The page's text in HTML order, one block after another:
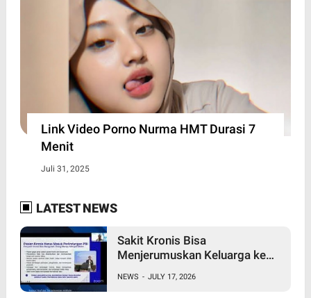
Link Video Porno Nurma HMT Durasi 7
Menit
Juli 31, 2025
LATEST NEWS
Sakit Kronis Bisa
Menjerumuskan Keluarga ke
Perlindungan PBI BPJS
NEWS - JULY 17, 2026